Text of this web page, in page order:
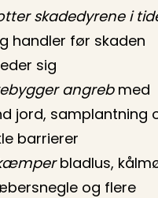
skadedyrene i
handler før skaden
sig
angrebmed
jord, samplantning
barrierer
bladlus,
og flere